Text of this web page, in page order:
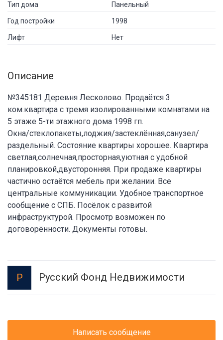
Тип дома Панельный
Год постройки 1998
Лифт Нет
Описание
№345181 Деревня Лесколово. Продаётся 3
ком.квартира с тремя изолированными комнатами на
5 этаже 5-ти этажного дома 1998 гп.
Окна/стеклопакеты,лоджия/застеклённая,санузел/
раздельный. Состояние квартиры хорошее. Квартира
светлая,солнечная,просторная,уютная с удобной
планировкой,двусторонняя. При продаже квартиры
частично остаётся мебель при желании. Все
центральные коммуникации. Удобное транспортное
сообщение с СПБ. Посёлок с развитой
инфраструктурой. Просмотр возможен по
договорённости. Документы готовы.
Р Русский Фонд Недвижимости
Написать сообщение